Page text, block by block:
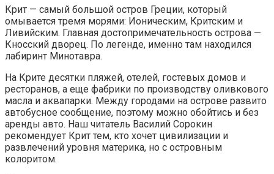
Крит — самый большой остров Греции, который
омывается тремя морями: Ионическим, Критским и
Ливийским. Главная достопримечательность острова —
Кносский дворец. По легенде, именно там находился
лабиринт Минотавра.
На Крите десятки пляжей, отелей, гостевых домов и
ресторанов, а еще фабрики по производству оливкового
масла и аквапарки. Между городами на острове развито
автобусное сообщение, поэтому можно обойтись и без
аренды авто. Наш читатель Василий Сорокин
рекомендует Крит тем, кто хочет цивилизации и
развлечений уровня материка, но с островным
колоритом.